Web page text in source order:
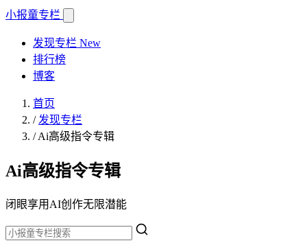
小报童专栏
发现专栏 New
排行榜
博客
首页
/ 发现专栏
/Ai高级指令专辑
Ai高级指令专辑
闭眼享用AI创作无限潜能